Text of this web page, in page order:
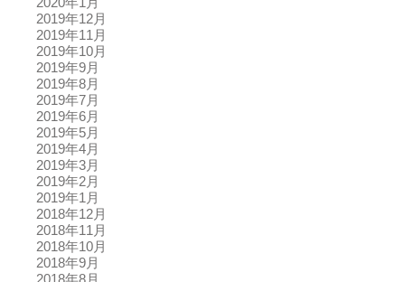
2019年12月
2019年11月
2019年10月
2019年9月
2019年8月
2019年7月
2019年6月
2019年5月
2019年4月
2019年3月
2019年2月
2019年1月
2018年12月
2018年11月
2018年10月
2018年9月
2018年8月